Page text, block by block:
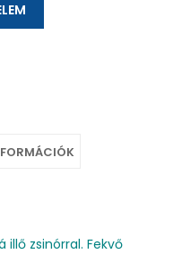
TARISZNYA
illő zsinórral. Fekvő